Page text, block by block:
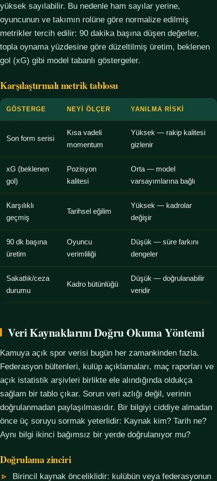
yüksek sayılabilir. Bu nedenle ham sayılar yerine,
oyuncunun ve takımın rolüne göre normalize edilmiş
metrikler tercih edilir: 90 dakika başına düşen değerler,
topla oynama yüzdesine göre düzeltilmiş üretim, beklenen
gol (xG) gibi model tabanlı göstergeler.
Karşılaştırmalı metrik tablosu
GÖSTERGE NEYI ÖLÇER YANILMA RISKI
Son form serisi
Kısa vadeli
momentum
Yüksek — rakip kalitesi
gizlenir
xG (beklenen
gol)
Pozisyon
kalitesi
Orta — model
varsayımlarına bağlı
Karşılıklı
geçmiş
Tarihsel eğilim
Yüksek — kadrolar
değişir
90 dk başına
üretim
Oyuncu
verimliliği
Düşük — süre farkını
dengeler
Sakatlık/ceza
durumu
Kadro bütünlüğü
Düşük — doğrulanabilir
veridir
Veri Kaynaklarını Doğru Okuma Yöntemi
Kamuya açık spor verisi bugün her zamankinden fazla.
Federasyon bültenleri, kulüp açıklamaları, maç raporları ve
açık istatistik arşivleri birlikte ele alındığında oldukça
sağlam bir tablo çıkar. Sorun veri azlığı değil, verinin
doğrulanmadan paylaşılmasıdır. Bir bilgiyi ciddiye almadan
önce üç soruyu sormak yeterlidir: Kaynak kim? Tarih ne?
Aynı bilgi ikinci bağımsız bir yerde doğrulanıyor mu?
Doğrulama zinciri
Birincil kaynak önceliklidir: kulübün veya federasyonun